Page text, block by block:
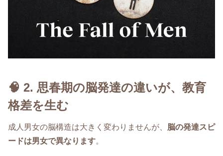
🧠 2. 思春期の脳発達の違いが、教育
格差を生む
成人男女の脳構造は大きく変わりませんが、 脳の発達スピ
ードは男女で異なります。